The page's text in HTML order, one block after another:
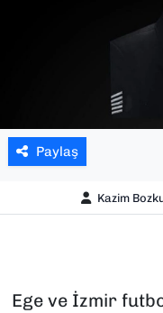
Paylaş
Kazim
Ege ve İzmir